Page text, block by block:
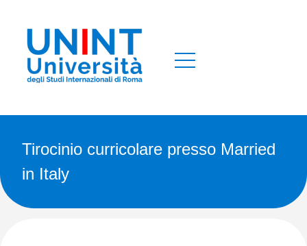
Tirocinio curricolare presso Married
in Italy